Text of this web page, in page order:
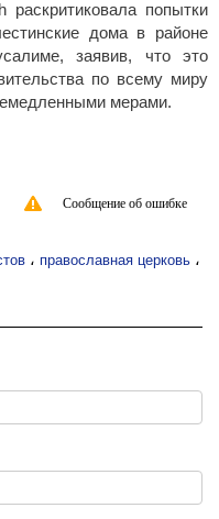
попытки
дома в районе
заявив, что это
по всему миру
мерами.
Сообщение об ошибке
، православная церковь ،